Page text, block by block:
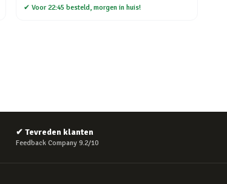
✔ Voor 22:45 besteld, morgen in huis!
✔ Tevreden klanten
Feedback Company 9.2/10